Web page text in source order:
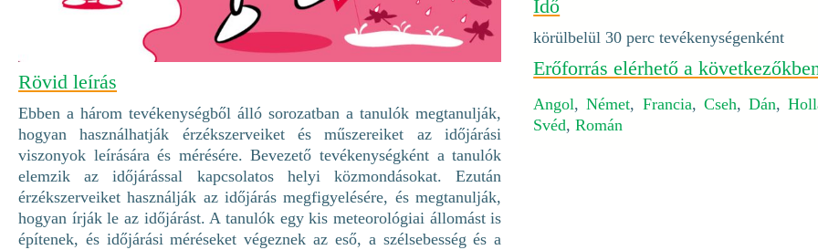
Rövid leírás
Ebben a három tevékenységből álló sorozatban a tanulók megtanulják,
hogyan használhatják érzékszerveiket és műszereiket az időjárási
viszonyok leírására és mérésére. Bevezető tevékenységként a tanulók
elemzik az időjárással kapcsolatos helyi közmondásokat. Ezután
érzékszerveiket használják az időjárás megfigyelésére, és megtanulják,
hogyan írják le az időjárást. A tanulók egy kis meteorológiai állomást is
építenek, és időjárási méréseket végeznek az eső, a szélsebesség és a
Idő
körülbelül 30 perc tevékenységenként
Erőforrás elérhető a
Angol,Német, Francia, Cseh, Dán,
Svéd,Román